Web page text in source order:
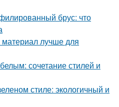
брус: что
материал лучше для
сочетание стилей и
стиле: экологичный и